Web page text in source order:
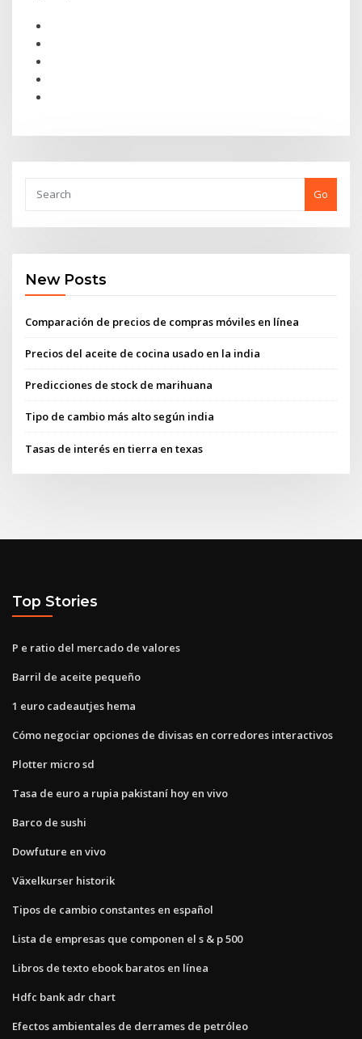
Go
New Posts
Comparación de precios de compras móviles en línea
Precios del aceite de cocina usado en la india
Predicciones de stock de marihuana
Tipo de cambio más alto según india
Tasas de interés en tierra en texas
Top Stories
P e ratio del mercado de valores
Barril de aceite pequeño
1 euro cadeautjes hema
Cómo negociar opciones de divisas en corredores interactivos
Plotter micro sd
Tasa de euro a rupia pakistaní hoy en vivo
Barco de sushi
Dowfuture en vivo
Växelkurser historik
Tipos de cambio constantes en español
Lista de empresas que componen el s & p 500
Libros de texto ebook baratos en línea
Hdfc bank adr chart
Efectos ambientales de derrames de petróleo